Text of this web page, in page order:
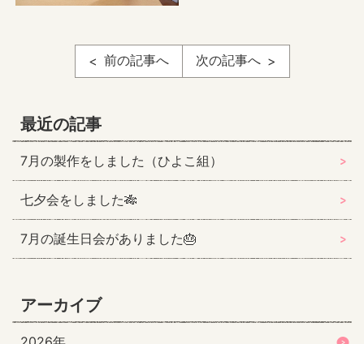
前の記事へ 次の記事へ
最近の記事
7月の製作をしました（ひよこ組）
七夕会をしました🎋
7月の誕生日会がありました🎂
アーカイブ